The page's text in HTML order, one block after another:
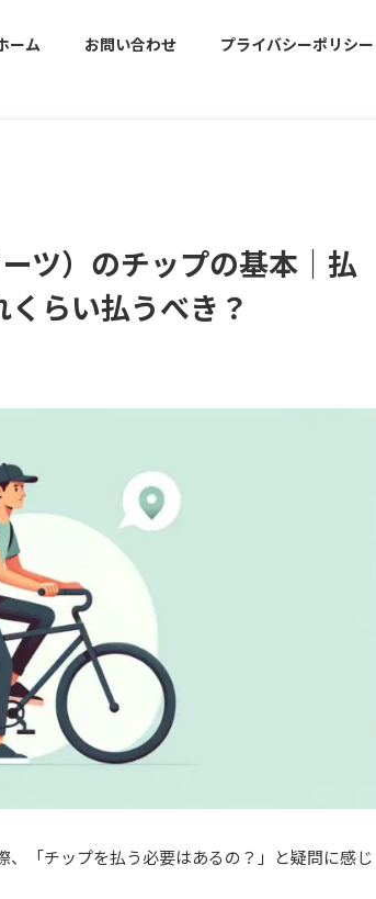
ーム お問い合わせ プライバシーポリシー
ツ）のチップの基本｜払
らい払うべき？
、「チップを払う必要はあるの？」と疑問に感じ